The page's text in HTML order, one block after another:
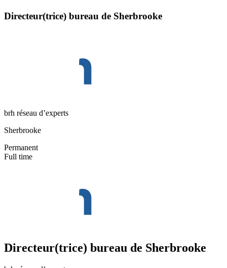
Directeur(trice) bureau de Sherbrooke
brh réseau d’experts
Sherbrooke
Permanent
Full time
Directeur(trice) bureau de Sherbrooke